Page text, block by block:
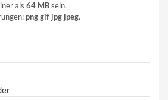
als 64 MBsein.
png gif jpg jpeg.